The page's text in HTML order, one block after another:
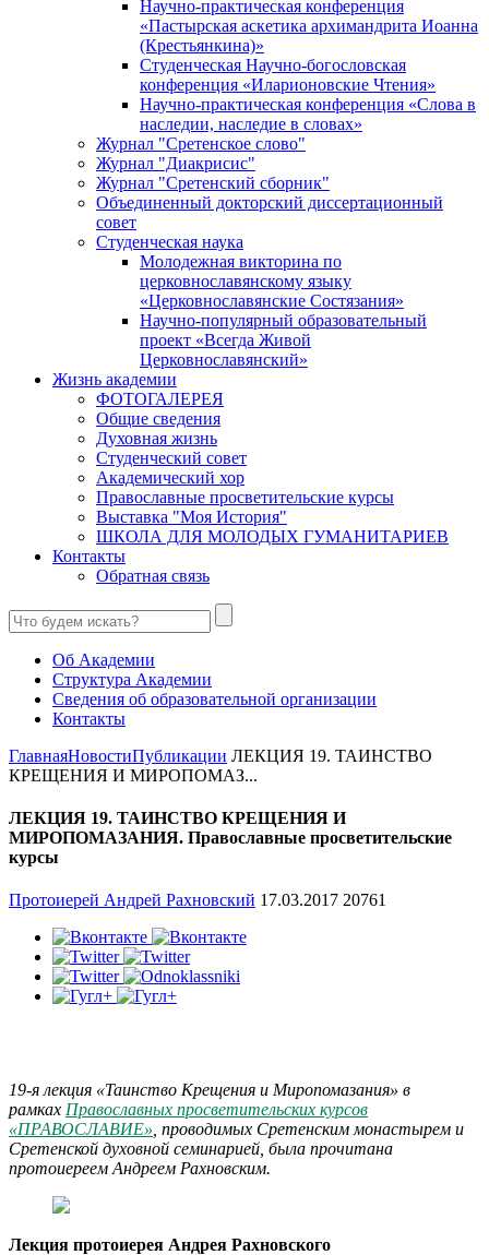
Научно-практическая конференция
«Пастырская аскетика архимандрита Иоанна
(Крестьянкина)»
Студенческая Научно-богословская
конференция «Иларионовские Чтения»
Научно-практическая конференция «Cлова в
наследии, наследие в словах»
Журнал "Сретенское слово"
Журнал "Диакрисис"
Журнал "Сретенский сборник"
Объединенный докторский диссертационный
совет
Студенческая наука
Молодежная викторина по
церковнославянскому языку
«Церковнославянские Состязания»
Научно-популярный образовательный
проект «Всегда Живой
Церковнославянский»
Жизнь академии
ФОТОГАЛЕРЕЯ
Общие сведения
Духовная жизнь
Студенческий совет
Академический хор
Православные просветительские курсы
Выставка "Моя История"
ШКОЛА ДЛЯ МОЛОДЫХ ГУМАНИТАРИЕВ
Контакты
Обратная связь
Об Академии
Структура Академии
Сведения об образовательной организации
Контакты
ГлавнаяНовостиПубликации ЛЕКЦИЯ 19. ТАИНСТВО
КРЕЩЕНИЯ И МИРОПОМАЗ...
ЛЕКЦИЯ 19. ТАИНСТВО КРЕЩЕНИЯ И
МИРОПОМАЗАНИЯ. Православные просветительские
курсы
Протоиерей Андрей Рахновский 17.03.2017 20761
19-я лекция «Таинство Крещения и Миропомазания» в
рамках Православных просветительских курсов
«ПРАВОСЛАВИЕ», проводимых Сретенским монастырем и
Сретенской духовной семинарией, была прочитана
протоиереем Андреем Рахновским.
Лекция протоиерея Андрея Рахновского